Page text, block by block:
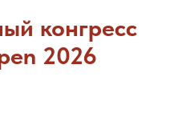
конгресс
2026